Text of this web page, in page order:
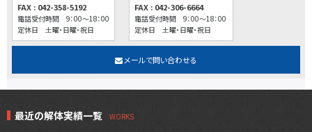
FAX : 042-358-5192
電話受付時間 9：00～18：00
定休日 土曜・日曜・祝日
FAX : 042-306-6664
電話受付時間 9：00～18：00
定休日 土曜・日曜・祝日
メールで問い合わせる
最近の解体実績一覧